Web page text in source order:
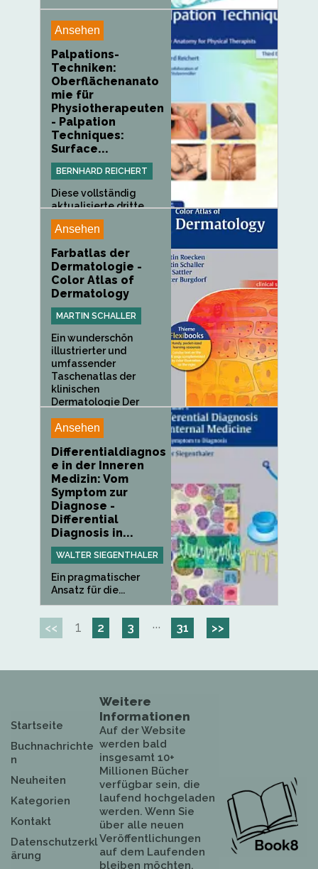
Ansehen
Palpations-
Techniken:
Oberflächenanato
mie für
Physiotherapeuten
- Palpation
Techniques:
Surface...
BERNHARD REICHERT
Diese vollständig
aktualisierte dritte
Auflage des...
Ansehen
Farbatlas der
Dermatologie -
Color Atlas of
Dermatology
MARTIN SCHALLER
Ein wunderschön
illustrierter und
umfassender
Taschenatlas der
klinischen
Dermatologie Der
Ansehen
Differentialdiagnos
e in der Inneren
Medizin: Vom
Symptom zur
Diagnose -
Differential
Diagnosis in...
WALTER SIEGENTHALER
Ein pragmatischer
Ansatz für die...
<< 1 2 3 ··· 31 >>
Startseite
Buchnachrichte
n
Neuheiten
Kategorien
Kontakt
Datenschutzerkl
ärung
Weitere
Informationen
Auf der Website
werden bald
insgesamt 10+
Millionen Bücher
verfügbar sein, die
laufend hochgeladen
werden. Wenn Sie
über alle neuen
Veröffentlichungen
auf dem Laufenden
bleiben möchten,